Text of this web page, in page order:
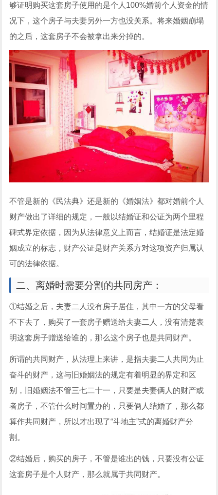
够证明购买这套房子使用的是个人100%婚前个人资金的情
况下，这个房子与夫妻另外一方也没关系。将来婚姻崩塌
的之后，这套房子不会被拿出来分掉的。
不管是新的《民法典》还是新的《婚姻法》都对婚前个人
财产做出了详细的规定，一般以结婚证和公证为两个里程
碑式界定依据，因为从法律意义上而言，结婚证是法定婚
姻成立的标志，财产公证是财产关系方对这项资产归属认
可的法律依据。
二、离婚时需要分割的共同房产：
①结婚之后，夫妻二人没有房子居住，其中一方的父母看
不下去了，购买了一套房子赠送给夫妻二人，没有清楚表
明这套房子赠送给谁的，那么这个房子也是共同财产。
所谓的共同财产，从法理上来讲，是指夫妻二人共同为止
奋斗的财产，这与旧婚姻法的规定有着明显的界定和区
别，旧婚姻法不管三七二十一，只要是夫妻俩人的财产或
者房子，不管什么时间置办的，只要俩人结婚了，那么都
算作共同财产，所以才出现了“斗地主”式的离婚财产分
割。
②结婚后，购买的房子，不管是谁出的钱，只要没有公证
这套房子是个人财产，那么就属于共同财产。